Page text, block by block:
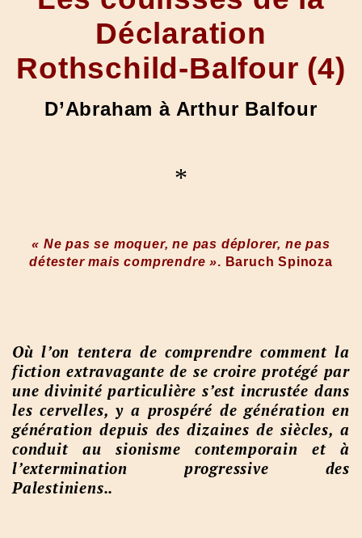
Déclaration
Rothschild-Balfour (4)
D’Abraham à Arthur Balfour
*
« Ne pas se moquer, ne pas déplorer, ne pas
détester mais comprendre ». Baruch Spinoza
Où l’on tentera de comprendre comment la
fiction extravagante de se croire protégé par
une divinité particulière s’est incrustée dans
les cervelles, y a prospéré de génération en
génération depuis des dizaines de siècles, a
conduit au sionisme contemporain et à
l’extermination progressive des
Palestiniens..